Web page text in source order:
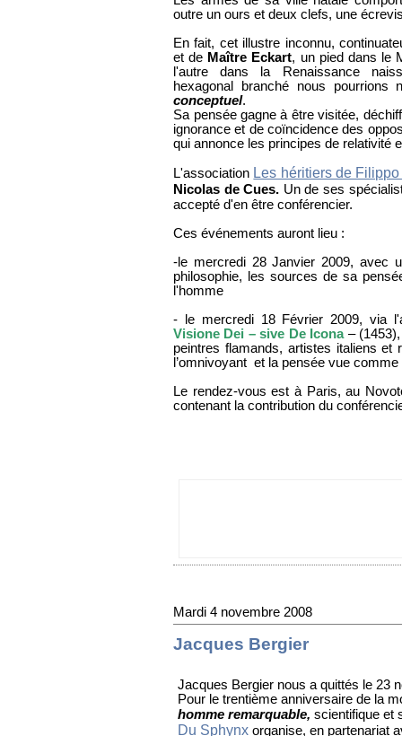
outre un ours et deux clefs, une
En fait, cet illustre inconnu,
et de Maître Eckart, un pied dans le
l'autre dans la Renaissance
hexagonal branché nous
conceptuel.
Sa pensée gagne à être visitée,
ignorance et de coïncidence des
qui annonce les principes de relativité
L'association Les héritiers de
Nicolas de Cues. Un de ses
accepté d'en être conférencier.
Ces événements auront lieu :
-le mercredi 28 Janvier 2009, avec
philosophie, les sources de sa
l'homme
- le mercredi 18 Février 2009, via
Visione Dei – sive De Icona– (1453),
peintres flamands, artistes italiens
l’omnivoyant et la pensée vue
Le rendez-vous est à Paris, au
contenant la contribution du
Mardi 4 novembre 2008
Jacques Bergier
Jacques Bergier nous a quittés le 23
Pour le trentième anniversaire de la
homme remarquable, scientifique et
Du Sphynx organise, en partenariat